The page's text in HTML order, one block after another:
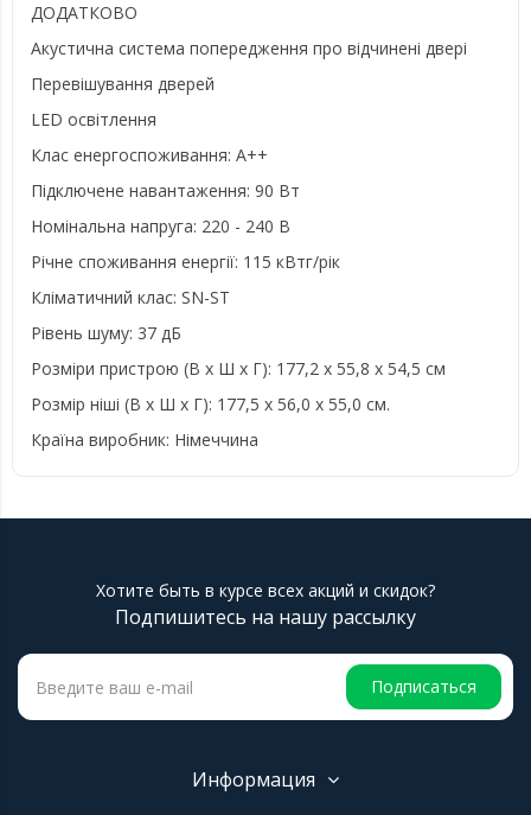
ДОДАТКОВО
Акустична система попередження про відчинені двері
Перевішування дверей
LED освітлення
Клас енергоспоживання: A++
Підключене навантаження: 90 Вт
Номінальна напруга: 220 - 240 В
Річне споживання енергії: 115 кВтг/рік
Кліматичний клас: SN-ST
Рівень шуму: 37 дБ
Розміри пристрою (В x Ш x Г): 177,2 x 55,8 x 54,5 см
Розмір ніші (В x Ш x Г): 177,5 x 56,0 x 55,0 см.
Країна виробник: Німеччина
Хотите быть в курсе всех акций и скидок?
Подпишитесь на нашу рассылку
Подписаться
Информация